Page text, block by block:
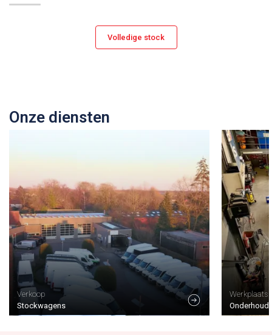
Volledige stock
Onze diensten
Verkoop
Stockwagens
Werkplaats
Onderhoud